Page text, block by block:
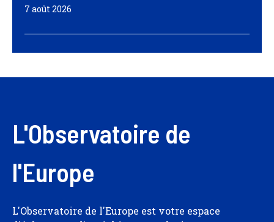
7 août 2026
L'Observatoire de
l'Europe
L'Observatoire de l'Europe est votre espace